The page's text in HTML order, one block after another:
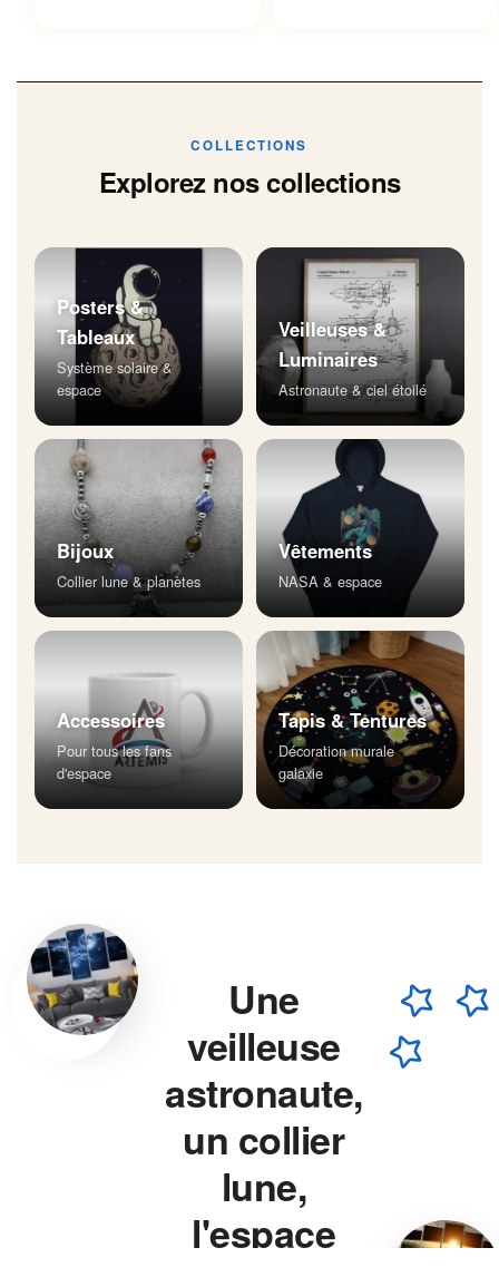
COLLECTIONS
Explorez nos collections
Posters &
Tableaux
Système solaire &
espace
Veilleuses &
Luminaires
Astronaute & ciel étoilé
Bijoux
Collier lune & planètes
Vêtements
NASA & espace
Accessoires
Pour tous les fans
d'espace
Tapis & Tentures
Décoration murale
galaxie
Une
veilleuse
astronaute,
un collier
lune,
l'espace